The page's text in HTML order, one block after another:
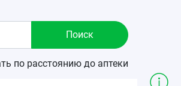
по расстоянию до аптеки